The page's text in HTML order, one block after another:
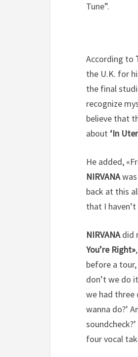
Tune”.
According to
the U.K. for
the final
recognize
believe that
about ‘In
He added,
NIRVANAwas
back at this
that I
NIRVANAdid
You’re Right»
before a tour,
don’t we do
we had three
wanna do?’
four vocal